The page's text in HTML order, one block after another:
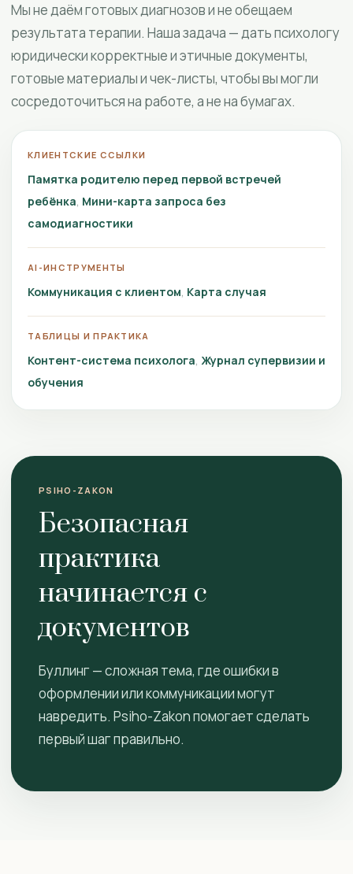
Мы не даём готовых диагнозов и не обещаем
результата терапии. Наша задача — дать психологу
юридически корректные и этичные документы,
готовые материалы и чек-листы, чтобы вы могли
сосредоточиться на работе, а не на бумагах.
КЛИЕНТСКИЕ ССЫЛКИ
Памятка родителю перед первой встречей
ребёнка Мини-карта запроса без
самодиагностики
AI-ИНСТРУМЕНТЫ
Коммуникация с клиентом Карта случая
ТАБЛИЦЫ И ПРАКТИКА
Контент-система психолога Журнал супервизии и
обучения
PSIHO-ZAKON
Безопасная
практика
начинается с
документов
Буллинг — сложная тема, где ошибки в
оформлении или коммуникации могут
навредить. Psiho-Zakon помогает сделать
первый шаг правильно.